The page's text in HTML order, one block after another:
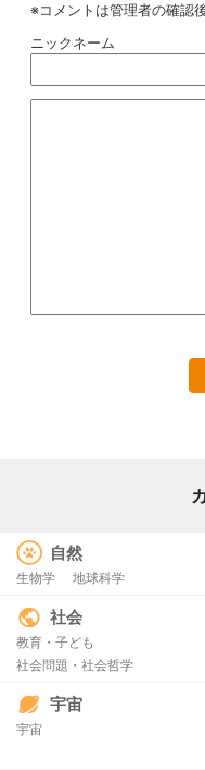
※コメントは管理者の確認
ニックネーム
自然
生物学 地球科学
社会
教育・子ども
社会問題・社会哲学
宇宙
宇宙